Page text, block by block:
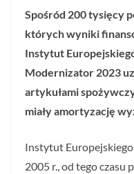
Spośród 200 tysięcy
których wyniki
Instytut
Modernizator 2023
artykułami
miały amortyzację
Instytut
2005 r., od tego czasu